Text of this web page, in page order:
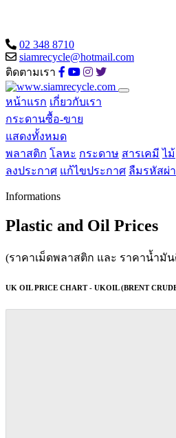
02 348 8710
siamrecycle@hotmail.com
ติดตามเรา
หน้าแรก เกี่ยวกับเรา
กระดานซื้อ-ขาย
แสดงทั้งหมด
พลาสติก โลหะ กระดาษ สารเคมี ไม้
ลงประกาศ แก้ไขประกาศ ลืมรหัสผ่
Informations
Plastic and Oil Prices
(ราคาเม็ดพลาสติก และ ราคาน้ำมั
UK OIL PRICE CHART - UKOIL (BRENT